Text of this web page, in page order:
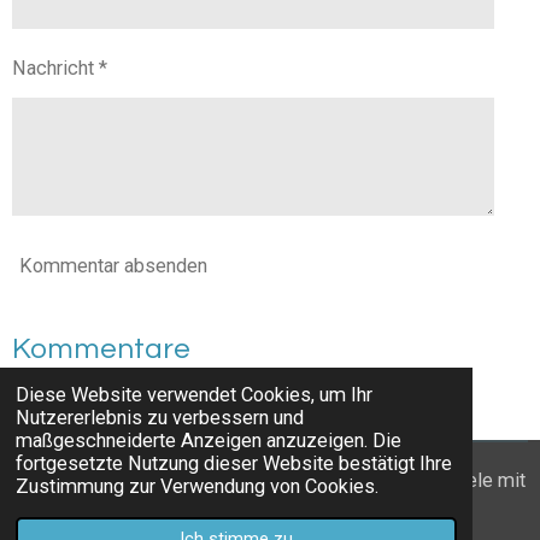
Diese Website verwendet Cookies, um Ihr
Nutzererlebnis zu verbessern und
maßgeschneiderte Anzeigen anzuzeigen. Die
fortgesetzte Nutzung dieser Website bestätigt Ihre
Zustimmung zur Verwendung von Cookies.
Nachricht *
Kommentar absenden
Kommentare
Es gibt noch keine Kommentare.
© 2022 - 2026 Wanderzwerge_Bodensee: Ausflugsziele mit